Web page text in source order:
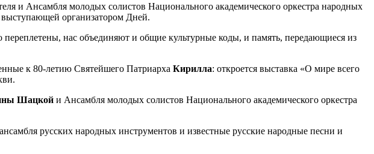
и Ансамбля молодых солистов Национального академического оркестра народных
организатором Дней.
переплетены, нас объединяют и общие культурные коды, и память, передающиеся из
к 80-летию Святейшего Патриарха Кирилла: откроется выставка «О мире всего
Шацкой и Ансамбля молодых солистов Национального академического оркестра
русских народных инструментов и известные русские народные песни и